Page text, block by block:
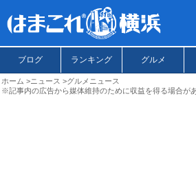
ブログ ランキング グルメ
ホーム ニュース
グルメニュース
※記事内の広告から媒体維持のために収益を得る場合が